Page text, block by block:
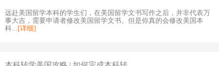
远赴美国留学本科的学生们，在美国留学文书写作之后，并非代表万
事大吉，需要申请者修改美国留学文书。但是你真的会修改美国本
科... [详细]